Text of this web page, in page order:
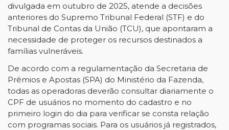
divulgada em outubro de 2025, atende a decisões
anteriores do Supremo Tribunal Federal (STF) e do
Tribunal de Contas da União (TCU), que apontaram a
necessidade de proteger os recursos destinados a
famílias vulneráveis.
De acordo com a regulamentação da Secretaria de
Prêmios e Apostas (SPA) do Ministério da Fazenda,
todas as operadoras deverão consultar diariamente o
CPF de usuários no momento do cadastro e no
primeiro login do dia para verificar se consta relação
com programas sociais. Para os usuários já registrados,